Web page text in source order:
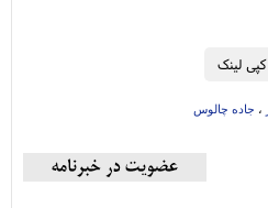
کپی لینک
، جاده چالوس